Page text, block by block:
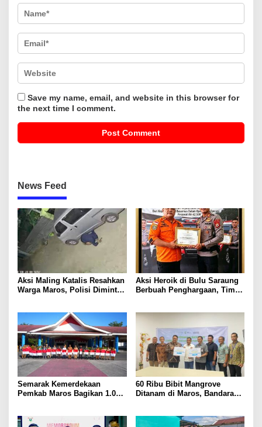
Save my name, email, and website in this browser for
the next time I comment.
News Feed
Aksi Maling Katalis Resahkan
Warga Maros, Polisi Diminta
Aksi Heroik di Bulu Saraung
Berbuah Penghargaan, Tim
Semarak Kemerdekaan
Pemkab Maros Bagikan 1.000
60 Ribu Bibit Mangrove
Ditanam di Maros, Bandara